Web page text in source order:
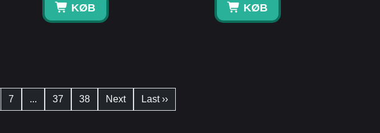
KØB KØB
7 ... 37 38 Next Last ››